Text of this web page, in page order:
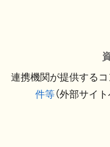
連携機関が提供するコ
件等（外部サイ